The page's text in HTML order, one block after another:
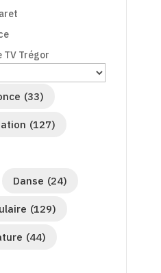
TV Trégor
(33)
(127)
Danse (24)
(129)
(44)